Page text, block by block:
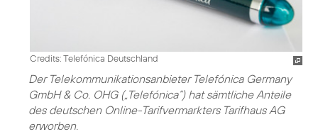
Credits: Telefónica Deutschland
Der Telekommunikationsanbieter Telefónica Germany
GmbH & Co. OHG („Telefónica“) hat sämtliche Anteile
des deutschen Online-Tarifvermarkters Tarifhaus AG
erworben.